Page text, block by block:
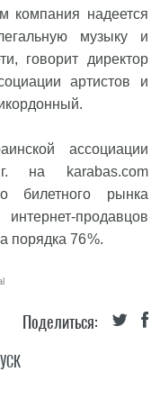
компания надеется
музыку и
говорит директор
артистов и
ассоциации
на karabas.com
билетного рынка
продавцов
порядка 76 %.
Поделиться: